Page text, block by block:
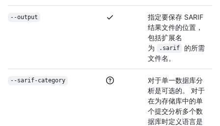
--output
指定要保存 SARIF
结果文件的位置，
包括扩展名
为
.sarif
的所需
文件名。
--sarif-category
对于单一数据库分
析是可选的。 对于
在为存储库中的单
个提交分析多个数
据库时定义语言是